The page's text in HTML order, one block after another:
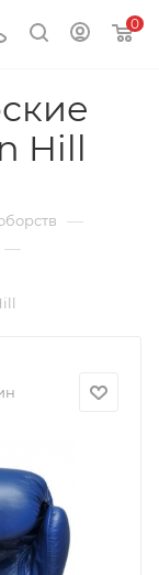
0
Hill
—
—